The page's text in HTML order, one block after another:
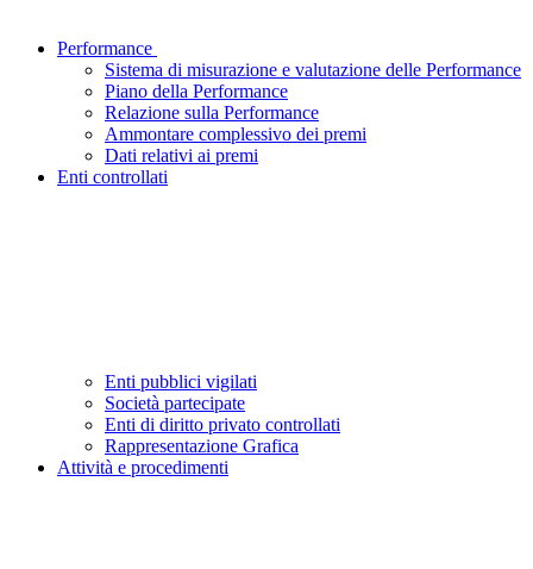
Performance
Sistema di misurazione e valutazione delle Performance
Piano della Performance
Relazione sulla Performance
Ammontare complessivo dei premi
Dati relativi ai premi
Enti controllati
Enti pubblici vigilati
Società partecipate
Enti di diritto privato controllati
Rappresentazione Grafica
Attività e procedimenti